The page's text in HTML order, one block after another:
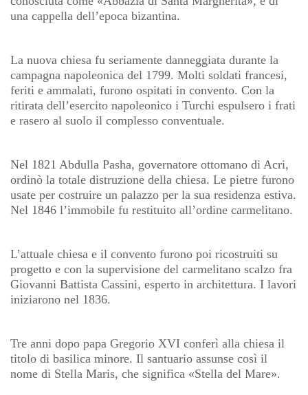
una cappella dell’epoca bizantina.
La nuova chiesa fu seriamente danneggiata durante la
campagna napoleonica del 1799. Molti soldati francesi,
feriti e ammalati, furono ospitati in convento. Con la
ritirata dell’esercito napoleonico i Turchi espulsero i frati
e rasero al suolo il complesso conventuale.
Nel 1821 Abdulla Pasha, governatore ottomano di Acri,
ordinò la totale distruzione della chiesa. Le pietre furono
usate per costruire un palazzo per la sua residenza estiva.
Nel 1846 l’immobile fu restituito all’ordine carmelitano.
L’attuale chiesa e il convento furono poi ricostruiti su
progetto e con la supervisione del carmelitano scalzo fra
Giovanni Battista Cassini, esperto in architettura. I lavori
iniziarono nel 1836.
Tre anni dopo papa Gregorio XVI conferì alla chiesa il
titolo di basilica minore. Il santuario assunse così il
nome di Stella Maris, che significa «Stella del Mare».